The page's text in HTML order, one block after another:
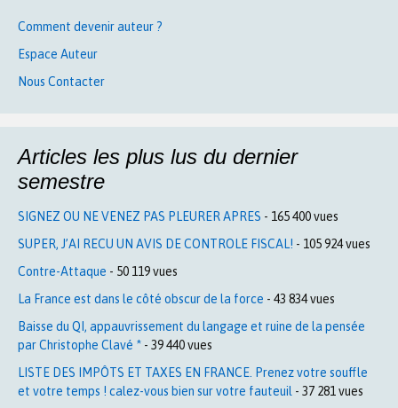
Comment devenir auteur ?
Espace Auteur
Nous Contacter
Articles les plus lus du dernier
semestre
SIGNEZ OU NE VENEZ PAS PLEURER APRES - 165 400 vues
SUPER, J’AI RECU UN AVIS DE CONTROLE FISCAL! - 105 924 vues
Contre-Attaque - 50 119 vues
La France est dans le côté obscur de la force - 43 834 vues
Baisse du QI, appauvrissement du langage et ruine de la pensée
par Christophe Clavé * - 39 440 vues
LISTE DES IMPÔTS ET TAXES EN FRANCE. Prenez votre souffle
et votre temps ! calez-vous bien sur votre fauteuil - 37 281 vues